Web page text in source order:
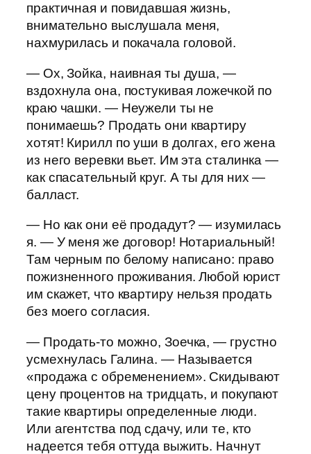
практичная и повидавшая жизнь,
внимательно выслушала меня,
нахмурилась и покачала головой.
— Ох, Зойка, наивная ты душа, —
вздохнула она, постукивая ложечкой по
краю чашки. — Неужели ты не
понимаешь? Продать они квартиру
хотят! Кирилл по уши в долгах, его жена
из него веревки вьет. Им эта сталинка —
как спасательный круг. А ты для них —
балласт.
— Но как они её продадут? — изумилась
я. — У меня же договор! Нотариальный!
Там черным по белому написано: право
пожизненного проживания. Любой юрист
им скажет, что квартиру нельзя продать
без моего согласия.
— Продать-то можно, Зоечка, — грустно
усмехнулась Галина. — Называется
«продажа с обременением». Скидывают
цену процентов на тридцать, и покупают
такие квартиры определенные люди.
Или агентства под сдачу, или те, кто
надеется тебя оттуда выжить. Начнут